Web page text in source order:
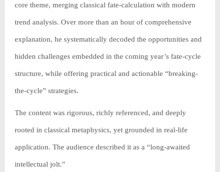
core theme, merging classical fate-calculation with modern
trend analysis. Over more than an hour of comprehensive
explanation, he systematically decoded the opportunities and
hidden challenges embedded in the coming year’s fate-cycle
structure, while offering practical and actionable “breaking-
the-cycle” strategies.
The content was rigorous, richly referenced, and deeply
rooted in classical metaphysics, yet grounded in real-life
application. The audience described it as a “long-awaited
intellectual jolt.”